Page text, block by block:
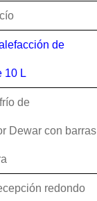
de
10 L
de
Dewar con barras
redondo